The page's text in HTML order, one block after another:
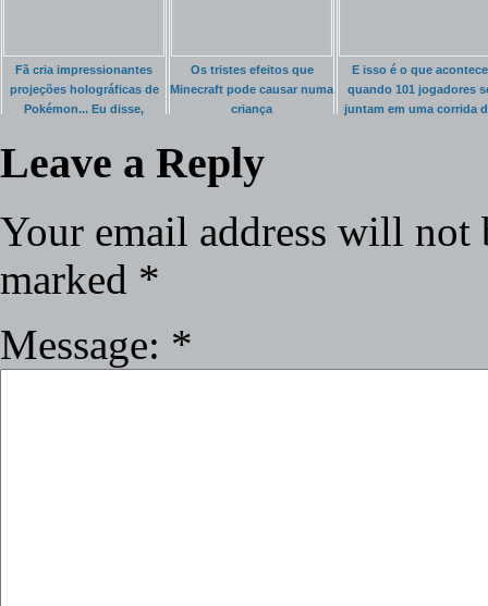
Fã cria impressionantes
projeções holográficas de
Pokémon... Eu disse,
Os tristes efeitos que
Minecraft pode causar numa
criança
E isso é o que acontece
quando 101 jogadores
juntam em uma corrida
Leave a Reply
Your email address will not
marked *
Message: *